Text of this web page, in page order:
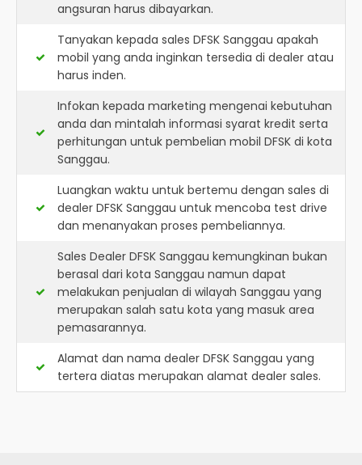
angsuran harus dibayarkan.
Tanyakan kepada sales DFSK Sanggau apakah
mobil yang anda inginkan tersedia di dealer atau
harus inden.
Infokan kepada marketing mengenai kebutuhan
anda dan mintalah informasi syarat kredit serta
perhitungan untuk pembelian mobil DFSK di kota
Sanggau.
Luangkan waktu untuk bertemu dengan sales di
dealer DFSK Sanggau untuk mencoba test drive
dan menanyakan proses pembeliannya.
Sales Dealer DFSK Sanggau kemungkinan bukan
berasal dari kota Sanggau namun dapat
melakukan penjualan di wilayah Sanggau yang
merupakan salah satu kota yang masuk area
pemasarannya.
Alamat dan nama dealer DFSK Sanggau yang
tertera diatas merupakan alamat dealer sales.